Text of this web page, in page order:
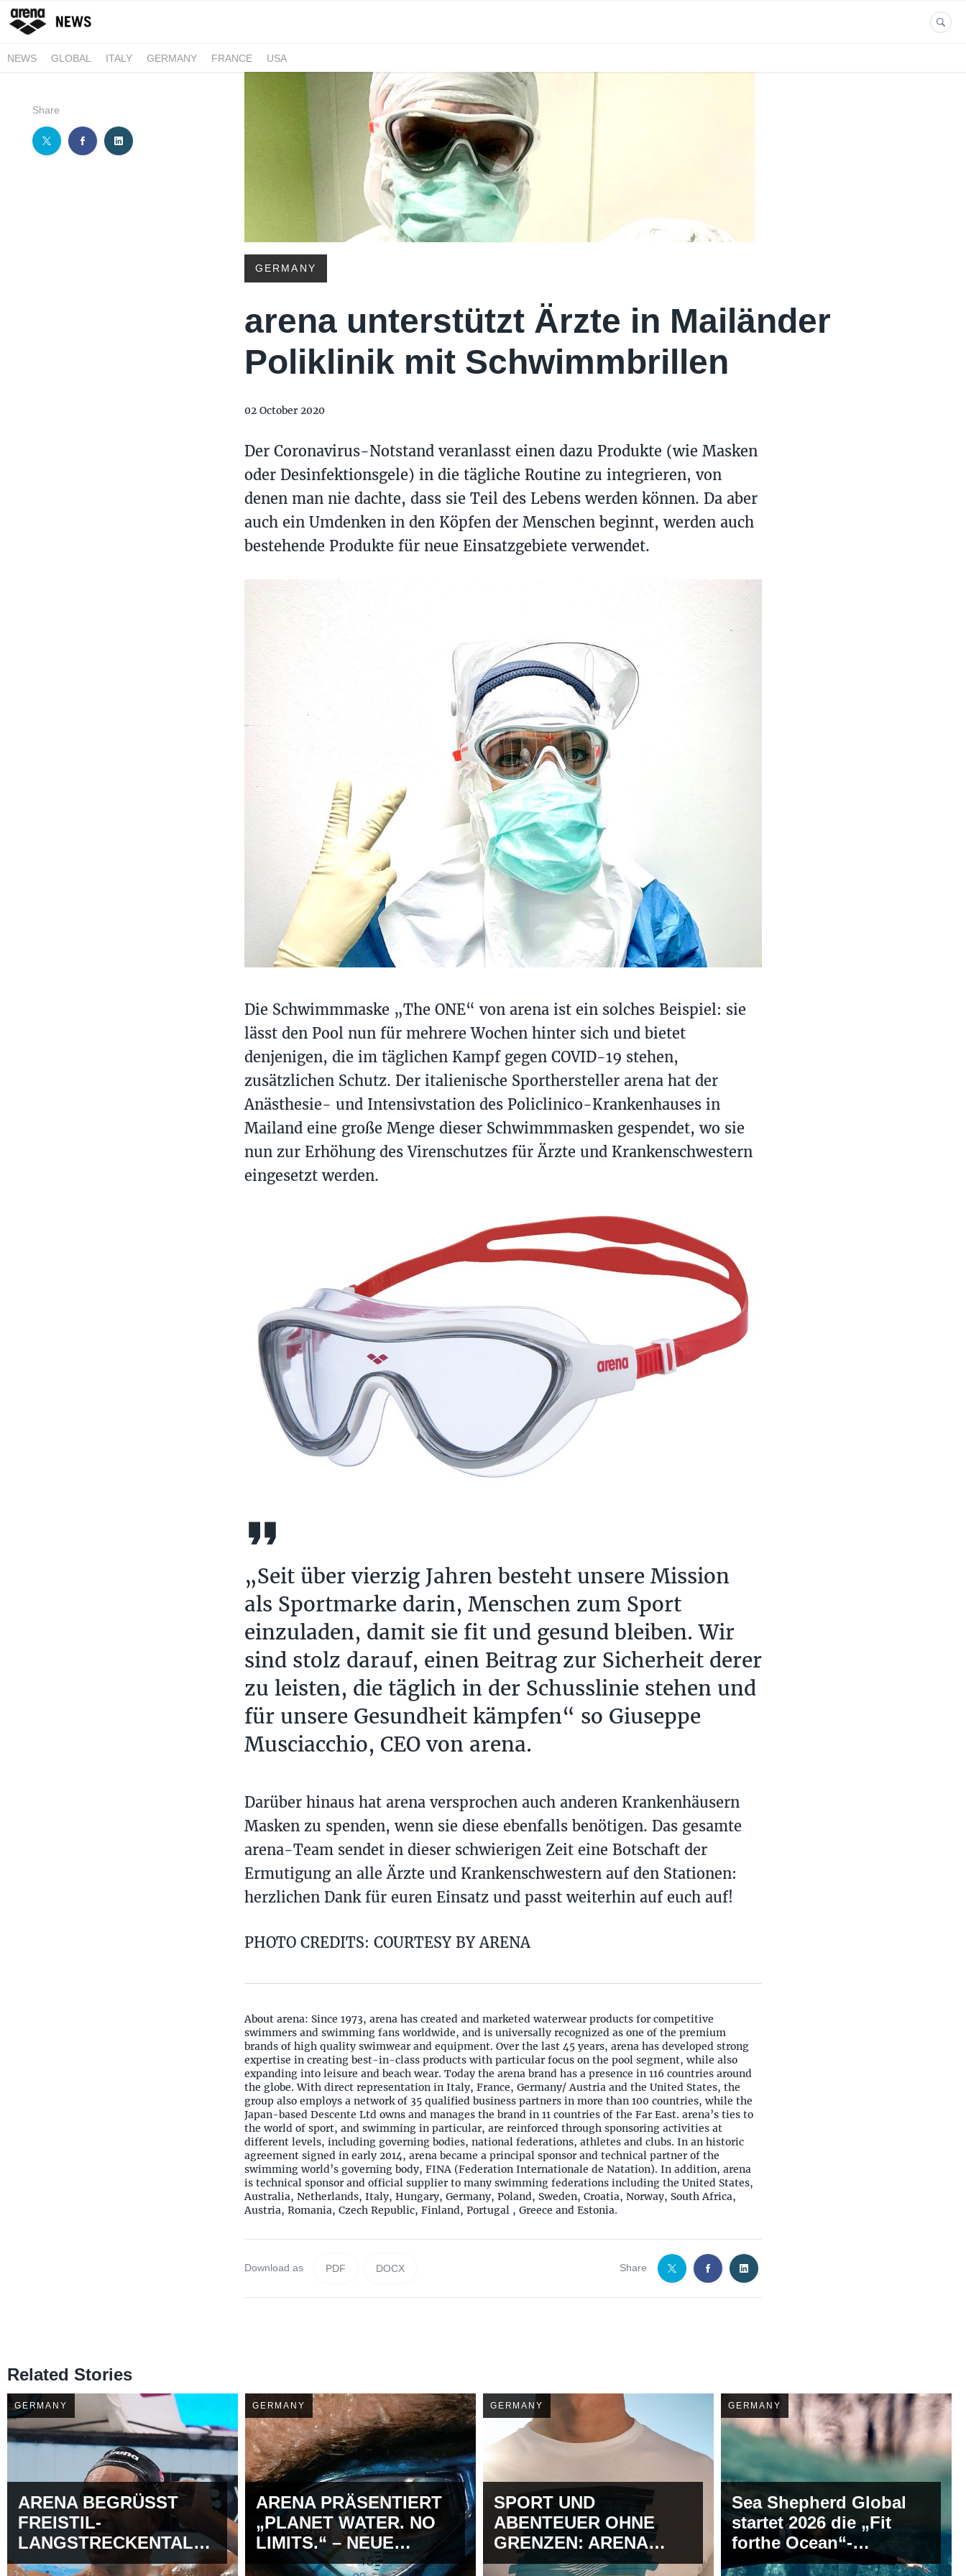
NEWS GLOBAL ITALY GERMANY FRANCE USA
Share
GERMANY
arena unterstützt Ärzte in Mailänder
Poliklinik mit Schwimmbrillen
02 October 2020
Der Coronavirus-Notstand veranlasst einen dazu Produkte (wie Masken
oder Desinfektionsgele) in die tägliche Routine zu integrieren, von
denen man nie dachte, dass sie Teil des Lebens werden können. Da aber
auch ein Umdenken in den Köpfen der Menschen beginnt, werden auch
bestehende Produkte für neue Einsatzgebiete verwendet.
Die Schwimmmaske „The ONE“ von arena ist ein solches Beispiel: sie
lässt den Pool nun für mehrere Wochen hinter sich und bietet
denjenigen, die im täglichen Kampf gegen COVID-19 stehen,
zusätzlichen Schutz. Der italienische Sporthersteller arena hat der
Anästhesie- und Intensivstation des Policlinico-Krankenhauses in
Mailand eine große Menge dieser Schwimmmasken gespendet, wo sie
nun zur Erhöhung des Virenschutzes für Ärzte und Krankenschwestern
eingesetzt werden.
„Seit über vierzig Jahren besteht unsere Mission
als Sportmarke darin, Menschen zum Sport
einzuladen, damit sie fit und gesund bleiben. Wir
sind stolz darauf, einen Beitrag zur Sicherheit derer
zu leisten, die täglich in der Schusslinie stehen und
für unsere Gesundheit kämpfen“ so Giuseppe
Musciacchio, CEO von arena.
Darüber hinaus hat arena versprochen auch anderen Krankenhäusern
Masken zu spenden, wenn sie diese ebenfalls benötigen. Das gesamte
arena-Team sendet in dieser schwierigen Zeit eine Botschaft der
Ermutigung an alle Ärzte und Krankenschwestern auf den Stationen:
herzlichen Dank für euren Einsatz und passt weiterhin auf euch auf!
PHOTO CREDITS: COURTESY BY ARENA
About arena: Since 1973, arena has created and marketed waterwear products for competitive
swimmers and swimming fans worldwide, and is universally recognized as one of the premium
brands of high quality swimwear and equipment. Over the last 45 years, arena has developed strong
expertise in creating best-in-class products with particular focus on the pool segment, while also
expanding into leisure and beach wear. Today the arena brand has a presence in 116 countries around
the globe. With direct representation in Italy, France, Germany/ Austria and the United States, the
group also employs a network of 35 qualified business partners in more than 100 countries, while the
Japan-based Descente Ltd owns and manages the brand in 11 countries of the Far East. arena’s ties to
the world of sport, and swimming in particular, are reinforced through sponsoring activities at
different levels, including governing bodies, national federations, athletes and clubs. In an historic
agreement signed in early 2014, arena became a principal sponsor and technical partner of the
swimming world’s governing body, FINA (Federation Internationale de Natation). In addition, arena
is technical sponsor and official supplier to many swimming federations including the United States,
Australia, Netherlands, Italy, Hungary, Germany, Poland, Sweden, Croatia, Norway, South Africa,
Austria, Romania, Czech Republic, Finland, Portugal , Greece and Estonia.
Download as PDF DOCX Share
Related Stories
GERMANY
ARENA BEGRÜSST
FREISTIL-
LANGSTRECKENTALENT
AHMED JAOUADI IM
GERMANY
ARENA PRÄSENTIERT
„PLANET WATER. NO
LIMITS.“ – NEUE
MARKENKAMPAGNE
GERMANY
SPORT UND
ABENTEUER OHNE
GRENZEN: ARENA
LÄUTET DEN SOMMER
GERMANY
Sea Shepherd Global
startet 2026 die „Fit
forthe Ocean“-
Challenge in